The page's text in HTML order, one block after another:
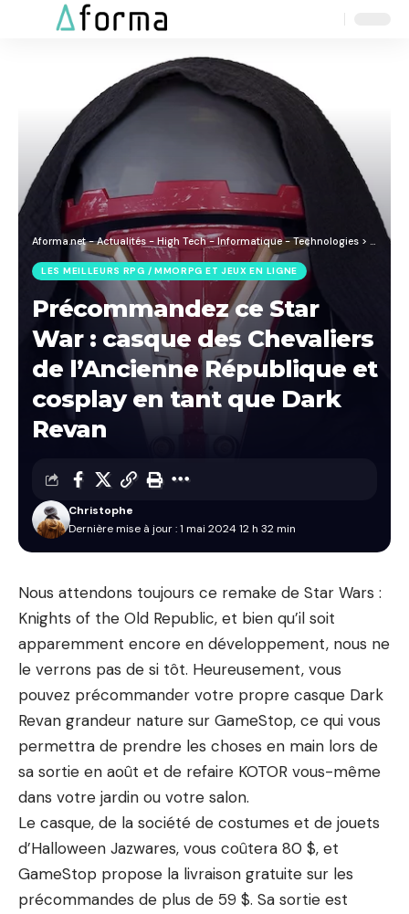
Aforma.net - Actualités - High Tech - Informatique - Technologies > Blog
LES MEILLEURS RPG / MMORPG ET JEUX EN LIGNE
Précommandez ce Star
War : casque des Chevaliers
de l’Ancienne République et
cosplay en tant que Dark
Revan
Dernière mise à jour : 1 mai 2024 12 h 32 min
Christophe
Nous attendons toujours ce remake de Star Wars :
Knights of the Old Republic, et bien qu’il soit
apparemment encore en développement, nous ne
le verrons pas de si tôt. Heureusement, vous
pouvez précommander votre propre casque Dark
Revan grandeur nature sur GameStop, ce qui vous
permettra de prendre les choses en main lors de
sa sortie en août et de refaire KOTOR vous-même
dans votre jardin ou votre salon.
Le casque, de la société de costumes et de jouets
d’Halloween Jazwares, vous coûtera 80 $, et
GameStop propose la livraison gratuite sur les
précommandes de plus de 59 $. Sa sortie est